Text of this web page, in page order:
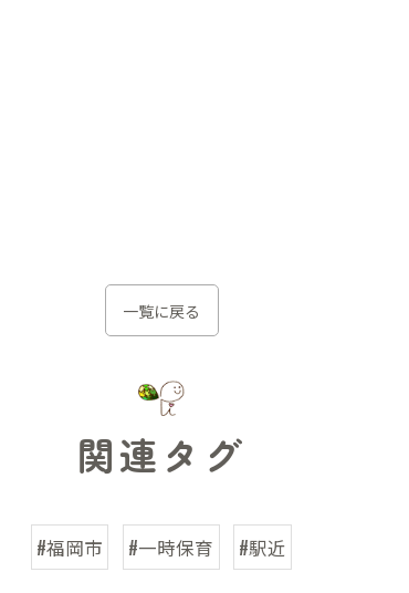
一覧に戻る
関連タグ
#福岡市 #一時保育 #駅近